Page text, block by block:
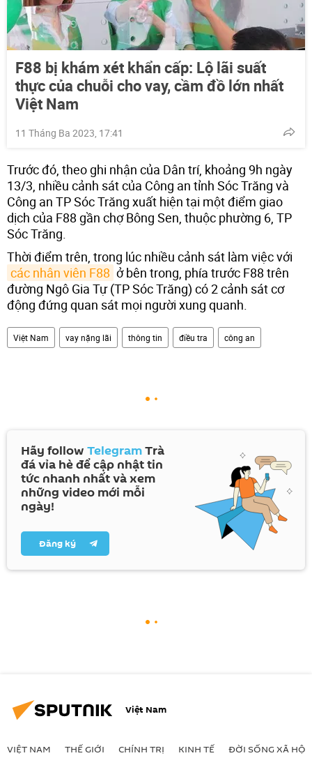
F88 bị khám xét khẩn cấp: Lộ lãi suất
thực của chuỗi cho vay, cầm đồ lớn nhất
Việt Nam
11 Tháng Ba 2023, 17:41
Trước đó, theo ghi nhận của Dân trí, khoảng 9h ngày
13/3, nhiều cảnh sát của Công an tỉnh Sóc Trăng và
Công an TP Sóc Trăng xuất hiện tại một điểm giao
dịch của F88 gần chợ Bông Sen, thuộc phường 6, TP
Sóc Trăng.
Thời điểm trên, trong lúc nhiều cảnh sát làm việc với
các nhân viên F88 ở bên trong, phía trước F88 trên
đường Ngô Gia Tự (TP Sóc Trăng) có 2 cảnh sát cơ
động đứng quan sát mọi người xung quanh.
Việt Nam vay nặng lãi thông tin điều tra công an
Hãy follow TelegramTrà
đá vỉa hè để cập nhật tin
tức nhanh nhất và xem
những video mới mỗi
ngày!
Đăng ký
Việt Nam
VIỆT NAM THẾ GIỚI CHÍNH TRỊ KINH TẾ ĐỜI SỐNG XÃ HỘI